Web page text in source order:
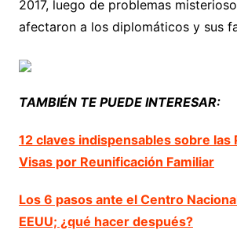
2017, luego de problemas
afectaron a los diplomáticos y sus
TAMBIÉN TE PUEDE INTERESAR:
12 claves indispensables sobre las
Visas por Reunificación Familiar
Los 6 pasos ante el Centro
EEUU; ¿qué hacer después?